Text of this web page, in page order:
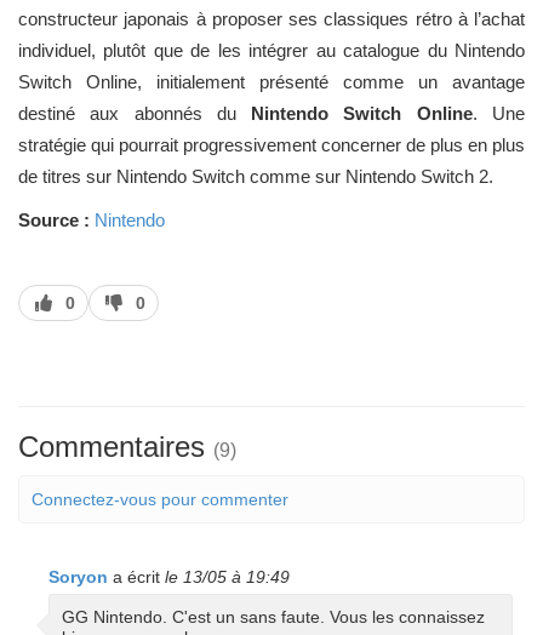
constructeur japonais à proposer ses classiques rétro à l’achat
individuel, plutôt que de les intégrer au catalogue du Nintendo
Switch Online, initialement présenté comme un avantage
destiné aux abonnés du Nintendo Switch Online. Une
stratégie qui pourrait progressivement concerner de plus en plus
de titres sur Nintendo Switch comme sur Nintendo Switch 2.
Source : Nintendo
J’aime
0
J’aime
pas
0
Commentaires (9)
Connectez-vous pour commenter
Soryon a écrit le 13/05 à 19:49
GG Nintendo. C'est un sans faute. Vous les connaissez